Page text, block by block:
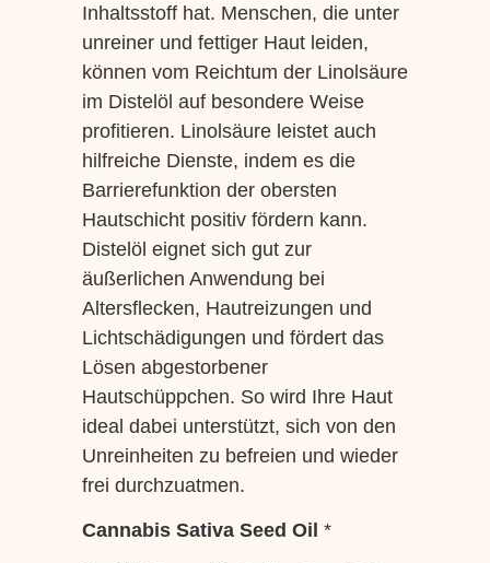
Inhaltsstoff hat. Menschen, die unter
unreiner und fettiger Haut leiden,
können vom Reichtum der Linolsäure
im Distelöl auf besondere Weise
profitieren. Linolsäure leistet auch
hilfreiche Dienste, indem es die
Barrierefunktion der obersten
Hautschicht positiv fördern kann.
Distelöl eignet sich gut zur
äußerlichen Anwendung bei
Altersflecken, Hautreizungen und
Lichtschädigungen und fördert das
Lösen abgestorbener
Hautschüppchen. So wird Ihre Haut
ideal dabei unterstützt, sich von den
Unreinheiten zu befreien und wieder
frei durchzuatmen.
Cannabis Sativa Seed Oil *